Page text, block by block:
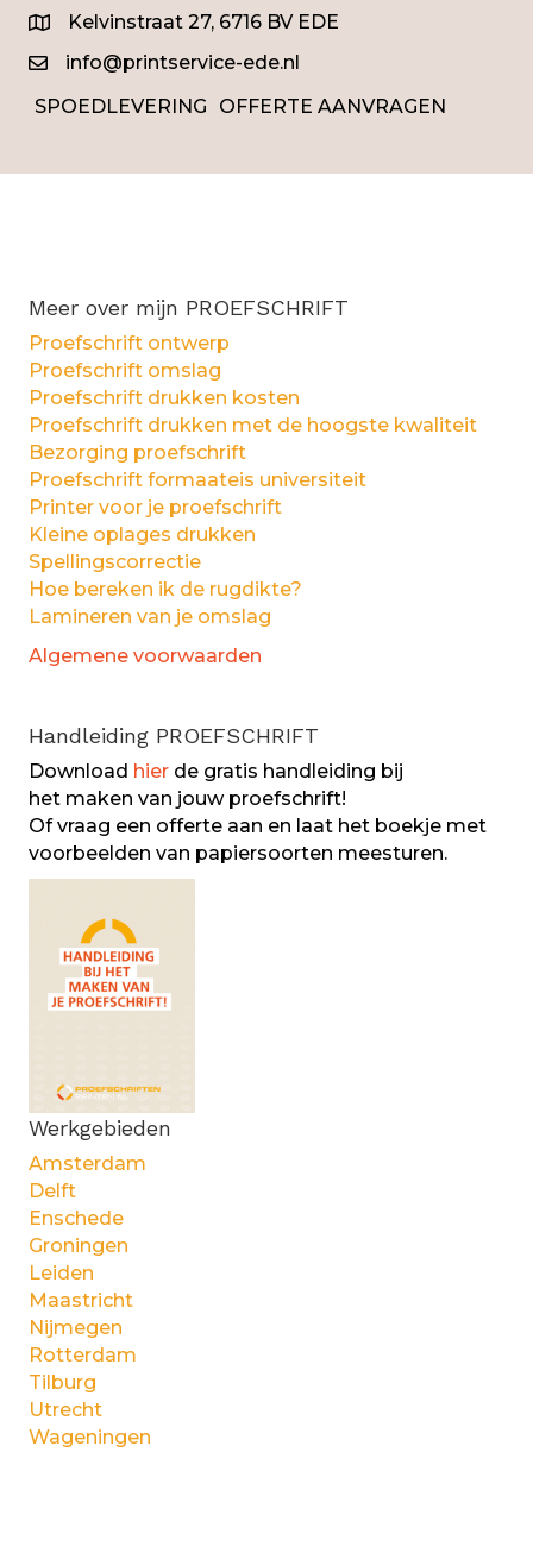
Kelvinstraat 27, 6716 BV EDE
info@printservice-ede.nl
SPOEDLEVERING
OFFERTE AANVRAGEN
Meer over mijn PROEFSCHRIFT
Proefschrift ontwerp
Proefschrift omslag
Proefschrift drukken kosten
Proefschrift drukken met de hoogste kwaliteit
Bezorging proefschrift
Proefschrift formaateis universiteit
Printer voor je proefschrift
Kleine oplages drukken
Spellingscorrectie
Hoe bereken ik de rugdikte?
Lamineren van je omslag
Algemene voorwaarden
Handleiding PROEFSCHRIFT
Download hier de gratis handleiding bij
het maken van jouw proefschrift!
Of vraag een offerte aan en laat het boekje met
voorbeelden van papiersoorten meesturen.
Werkgebieden
Amsterdam
Delft
Enschede
Groningen
Leiden
Maastricht
Nijmegen
Rotterdam
Tilburg
Utrecht
Wageningen